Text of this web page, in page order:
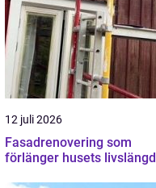
12 juli 2026
Fasadrenovering som
förlänger husets livslängd